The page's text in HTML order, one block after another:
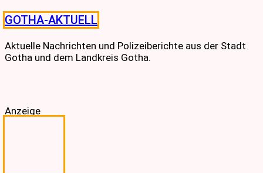
Skip
to
content
GOTHA-AKTUELL
Aktuelle Nachrichten und Polizeiberichte aus der Stadt
Gotha und dem Landkreis Gotha.
Anzeige